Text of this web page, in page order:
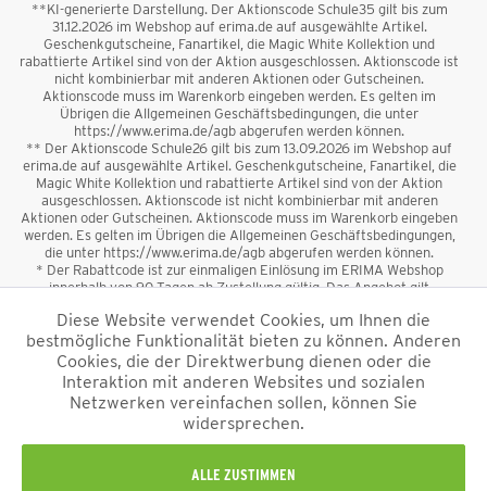
**KI-generierte Darstellung. Der Aktionscode Schule35 gilt bis zum
31.12.2026 im Webshop auf erima.de auf ausgewählte Artikel.
Geschenkgutscheine, Fanartikel, die Magic White Kollektion und
rabattierte Artikel sind von der Aktion ausgeschlossen. Aktionscode ist
nicht kombinierbar mit anderen Aktionen oder Gutscheinen.
Aktionscode muss im Warenkorb eingeben werden. Es gelten im
Übrigen die Allgemeinen Geschäftsbedingungen, die unter
https://www.erima.de/agb abgerufen werden können.
** Der Aktionscode Schule26 gilt bis zum 13.09.2026 im Webshop auf
erima.de auf ausgewählte Artikel. Geschenkgutscheine, Fanartikel, die
Magic White Kollektion und rabattierte Artikel sind von der Aktion
ausgeschlossen. Aktionscode ist nicht kombinierbar mit anderen
Aktionen oder Gutscheinen. Aktionscode muss im Warenkorb eingeben
werden. Es gelten im Übrigen die Allgemeinen Geschäftsbedingungen,
die unter https://www.erima.de/agb abgerufen werden können.
* Der Rabattcode ist zur einmaligen Einlösung im ERIMA Webshop
innerhalb von 90 Tagen ab Zustellung gültig. Das Angebot gilt
sowie Geschenkgutscheine sind vom Rabatt ausgeschlossen. Der
Rabattcode ist nicht mit anderen Aktionen oder Gutscheinen
kombinierbar. Der Mindestbestellwert beträgt 50 €
*Alle Preise verstehen sich inkl. Mehrwertsteuer und zzgl.
und ggf. Nachnahmegebühren, wenn nicht anders
beschrieben.
Diese Website verwendet Cookies, um Ihnen die
bestmögliche Funktionalität bieten zu können. Anderen
Cookies, die der Direktwerbung dienen oder die
Interaktion mit anderen Websites und sozialen
Netzwerken vereinfachen sollen, können Sie
widersprechen.